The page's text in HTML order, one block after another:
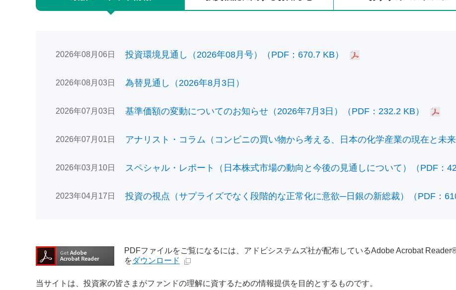
2026年08月06日 投資環境見通し（2026年08月号）（PDF：670.7 KB）
2026年08月03日 為替見通し（2026年8月3日）
2026年07月03日 基準価額の変動についてのお知らせ（2026年7月3日）（PDF：232.2 KB）
2026年07月01日 アナリスト・コラム（コンビニの買い物から考える、日本の化学産業の現在と未来
2026年03月10日 スペシャル・レポート（日本株式市場の動向と今後の見通しについて）（PDF：
2023年04月17日 投資の視点（サプライズでなく段階的な正常化に意欲─日銀の新総裁）（PDF：
PDFファイルをご覧になるには、アドビシステムズ社が配布しているAdobe Acrobat
をダウンロード
当サイトは、投資家の皆さまがファンドの理解に資するための情報提供を目的とするものです。